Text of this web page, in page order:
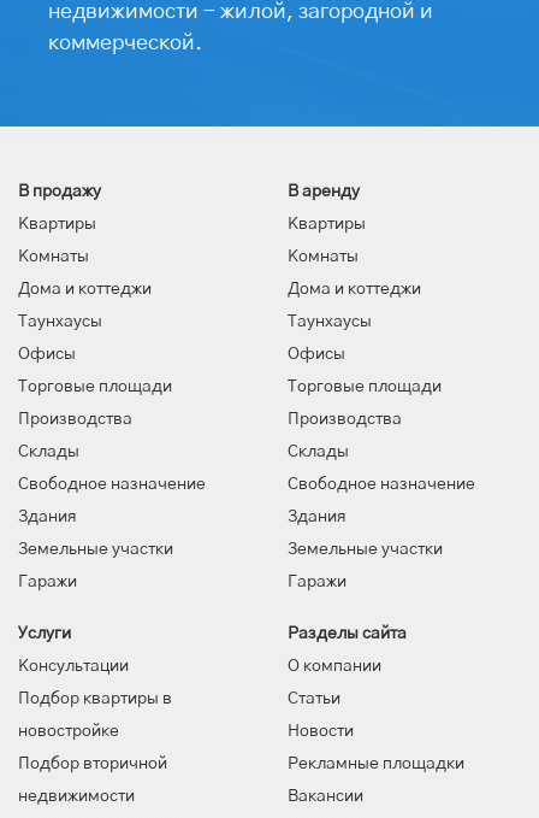
недвижимости - жилой, загородной и
коммерческой.
В продажу
Квартиры
Комнаты
Дома и коттеджи
Таунхаусы
Офисы
Торговые площади
Производства
Склады
Свободное назначение
Здания
Земельные участки
Гаражи
В аренду
Квартиры
Комнаты
Дома и коттеджи
Таунхаусы
Офисы
Торговые площади
Производства
Склады
Свободное назначение
Здания
Земельные участки
Гаражи
Услуги
Консультации
Подбор квартиры в
новостройке
Подбор вторичной
недвижимости
Разделы сайта
О компании
Статьи
Новости
Рекламные площадки
Вакансии